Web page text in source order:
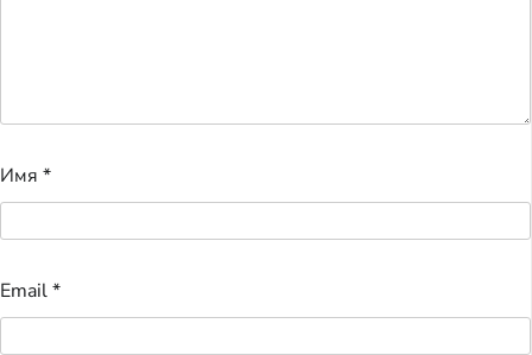
Имя *
Email*